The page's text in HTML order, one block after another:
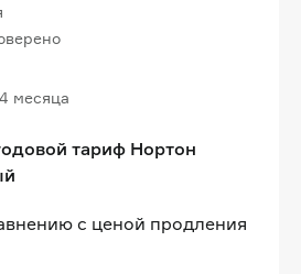
тариф Нортон
месяца
с ценой продления